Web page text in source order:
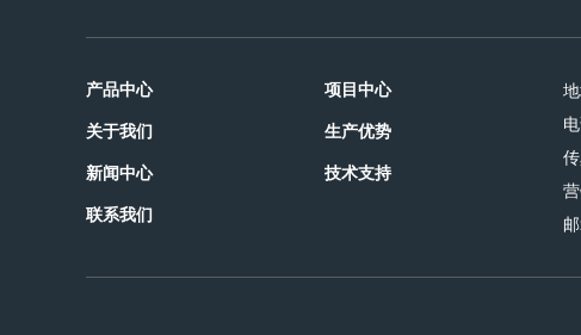
产品中心 项目中心
关于我们 生产优势
新闻中心 技术支持
联系我们